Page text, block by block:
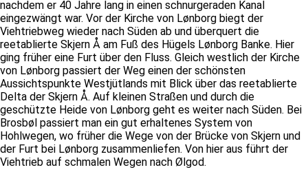
nachdem er 40 Jahre lang in einen schnurgeraden Kanal
eingezwängt war. Vor der Kirche von Lønborg biegt der
Viehtriebweg wieder nach Süden ab und überquert die
reetablierte Skjern Å am Fuß des Hügels Lønborg Banke. Hier
ging früher eine Furt über den Fluss. Gleich westlich der Kirche
von Lønborg passiert der Weg einen der schönsten
Aussichtspunkte Westjütlands mit Blick über das reetablierte
Delta der Skjern Å. Auf kleinen Straßen und durch die
geschützte Heide von Lønborg geht es weiter nach Süden. Bei
Brosbøl passiert man ein gut erhaltenes System von
Hohlwegen, wo früher die Wege von der Brücke von Skjern und
der Furt bei Lønborg zusammenliefen. Von hier aus führt der
Viehtrieb auf schmalen Wegen nach Ølgod.